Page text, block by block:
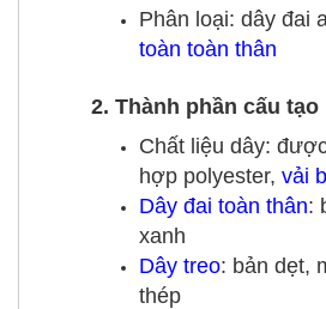
Phân loại: dây đai
toàn toàn thân
2. Thành phần cấu tạo
Chất liệu dây:
hợp polyester, vải
Dây đai toàn thân:
xanh
Dây treo: bản dẹt,
thép